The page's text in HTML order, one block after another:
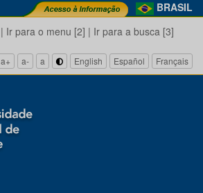
BRASIL
| Ir para o menu [2] | Ir para a busca [3]
a+ a- a English Español Français